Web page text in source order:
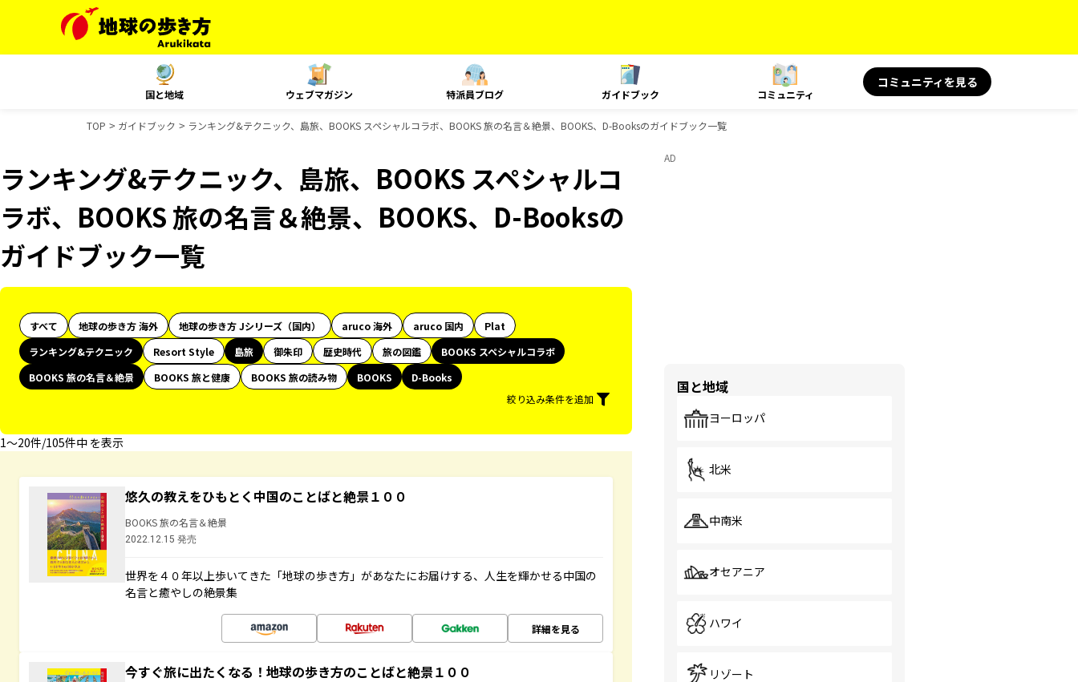
国と地域 ウェブマガジン 特派員ブログ ガイドブック コミュニティ
コミュニティを見る
TOP ガイドブック ランキング&テクニック、島旅、BOOKS スペシャルコラボ、BOOKS 旅の名言＆絶景、BOOKS、D-Booksのガイドブック一覧
ランキング&テクニック、島旅、BOOKS スペシャルコ
ラボ、BOOKS 旅の名言＆絶景、BOOKS、D-Booksの
ガイドブック一覧
すべて 地球の歩き方 海外 地球の歩き方 Jシリーズ（国内） aruco 海外 aruco 国内
Plat
ランキング&テクニック
Resort Style 島旅 御朱印 歴史時代 旅の図鑑
BOOKS スペシャルコラボ
BOOKS 旅の名言＆絶景
BOOKS 旅と健康 BOOKS 旅の読み物 BOOKS
D-Books
絞り込み条件を追加
1〜20件/105件中 を表示
悠久の教えをひもとく中国のことばと絶景１００
BOOKS 旅の名言＆絶景
2022.12.15 発売
世界を４０年以上歩いてきた「地球の歩き方」があなたにお届けする、人生を輝かせる中国の
名言と癒やしの絶景集
詳細を見る
今すぐ旅に出たくなる！地球の歩き方のことばと絶景１００
AD
国と地域
ヨーロッパ
北米
中南米
オセアニア
ハワイ
リゾート